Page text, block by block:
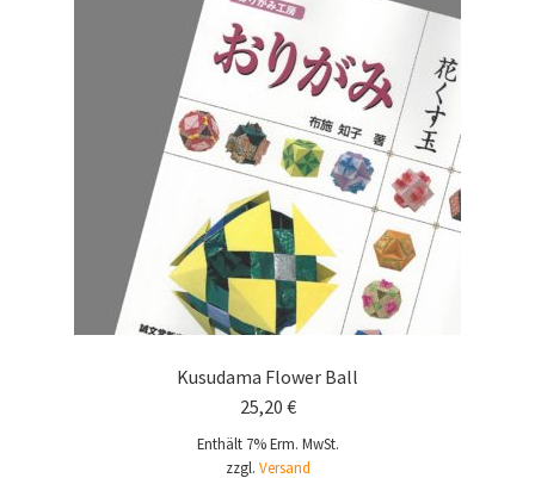
Kusudama Flower Ball
25,20 €
Enthält 7% Erm. MwSt.
zzgl. Versand